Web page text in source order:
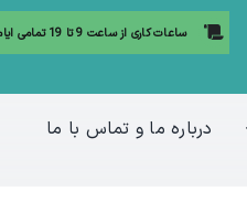
ساعات کاری از ساعت 9 تا 19 تمامی ایام هفته
درباره ما و تماس با ما